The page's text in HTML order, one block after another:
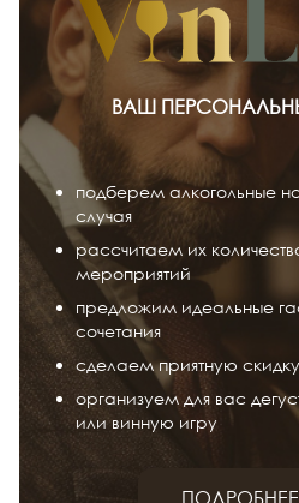
ВАШ
подберем алкогольные
случая
рассчитаем их
мероприятий
предложим идеальные
сочетания
сделаем приятную скидку
организуем для вас
или винную игру
ПОДРОБНЕЕ